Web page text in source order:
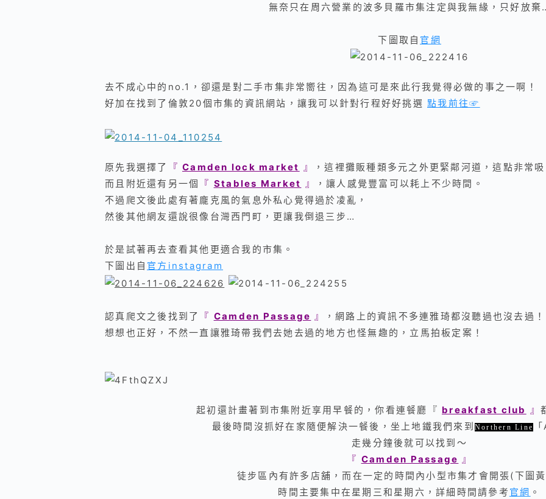
無奈只在周六營業的波多貝羅市集注定與我無緣，只好放
下圖取自 官網
去不成心中的no.1，卻還是對二手市集非常嚮往，因為這可是來此行我覺得必做的事之一啊！
好加在找到了倫敦20個市集的資訊網站，讓我可以針對行程好好挑選 點我前往☞
原先我選擇了 『 Camden lock market 』
，這裡攤販種類多元之外更緊鄰河道，這點非常
而且附近還有另一個
『 Stables Market 』 ， 讓人感覺豐富可以耗上不少時間。
不過爬文後此處有著龐克風的氣息外私心覺得過於 凌亂 ，
然後其他網友還說很像台灣西門町，更讓我倒退三步…
於是試著再去查看其他更適合我的市集。
下圖出自 官方instagram
認真爬文之後找到了 『 Camden Passage 』 ， 網路上的資訊不多連雅琦都沒聽過也沒去過！
想想也正好，不然一直讓雅琦帶我們去她去過的地方也怪無趣的，立馬拍板定案！
起初還計畫著到市集附近享用早餐的，你看連餐廳『 breakfast club 』
最後時間沒抓好在家隨便解決一餐後， 坐上地鐵我們來到 Northern Line
走幾分鐘後就可以找到～
『 Camden Passage 』
徒步區內有許多店舖，而在一定的時間內小型市集才會開張(下圖
時間 主要集中在星期三和星期六，詳細時間請參考 官網 。